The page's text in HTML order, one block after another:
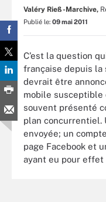
Valéry Rieß-Marchive,
Publié le: 09 mai 2011
C’est la question
française depuis la
devrait être
mobile susceptible
souvent présenté
plan concurrentiel.
envoyée; un
page Facebook et
ayant eu pour effet